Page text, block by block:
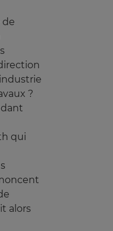
de
?
qui
alors